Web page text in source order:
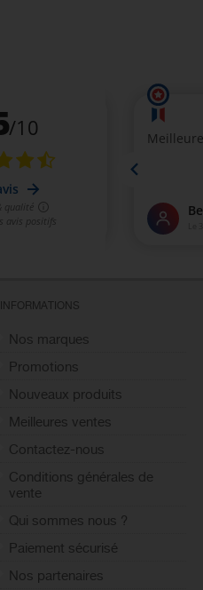
INFORMATIONS
Nos marques
Promotions
Nouveaux produits
Meilleures ventes
Contactez-nous
Conditions générales de
vente
Qui sommes nous ?
Paiement sécurisé
Nos partenaires